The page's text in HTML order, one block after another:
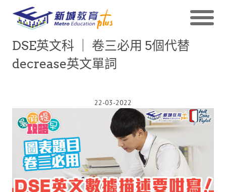
DSE英文科 ｜ 卷三必用 5個代替
decrease英文單詞
22-03-2022